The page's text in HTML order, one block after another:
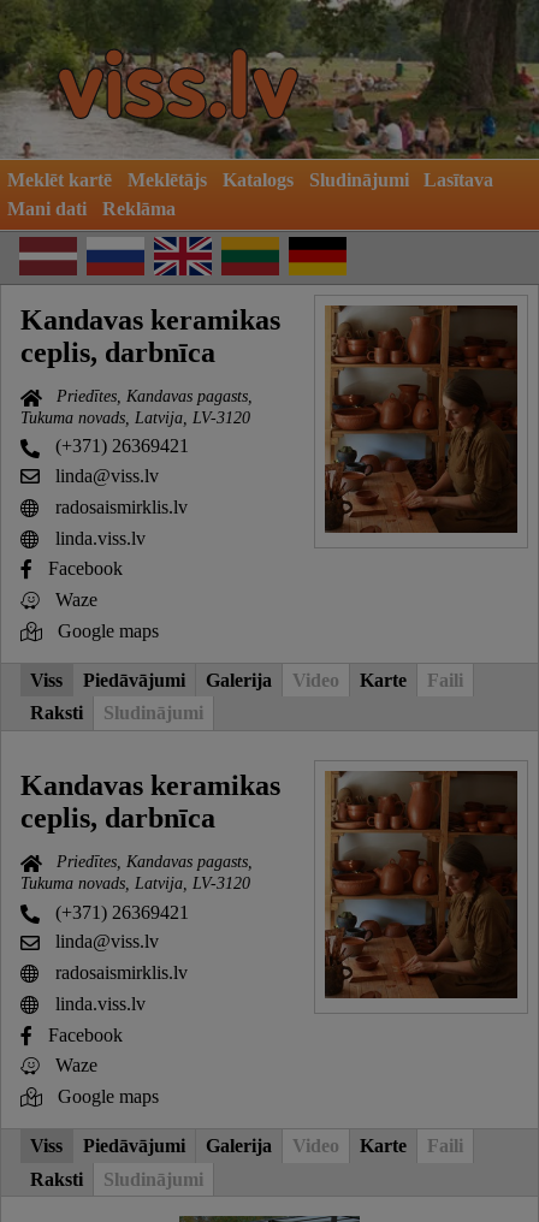
Meklēt kartē Meklētājs Katalogs Sludinājumi
Lasītava
Mani dati
Reklāma
Kandavas keramikas
ceplis, darbnīca
Priedītes, Kandavas pagasts,
Tukuma novads, Latvija, LV-3120
(+371) 26369421
linda@viss.lv
radosaismirklis.lv
linda.viss.lv
Facebook
Waze
Google maps
Viss Piedāvājumi Galerija Video Karte
Faili
Raksti
Sludinājumi
Kandavas keramikas
ceplis, darbnīca
Priedītes, Kandavas pagasts,
Tukuma novads, Latvija, LV-3120
(+371) 26369421
linda@viss.lv
radosaismirklis.lv
linda.viss.lv
Facebook
Waze
Google maps
Viss Piedāvājumi Galerija Video Karte
Faili
Raksti
Sludinājumi